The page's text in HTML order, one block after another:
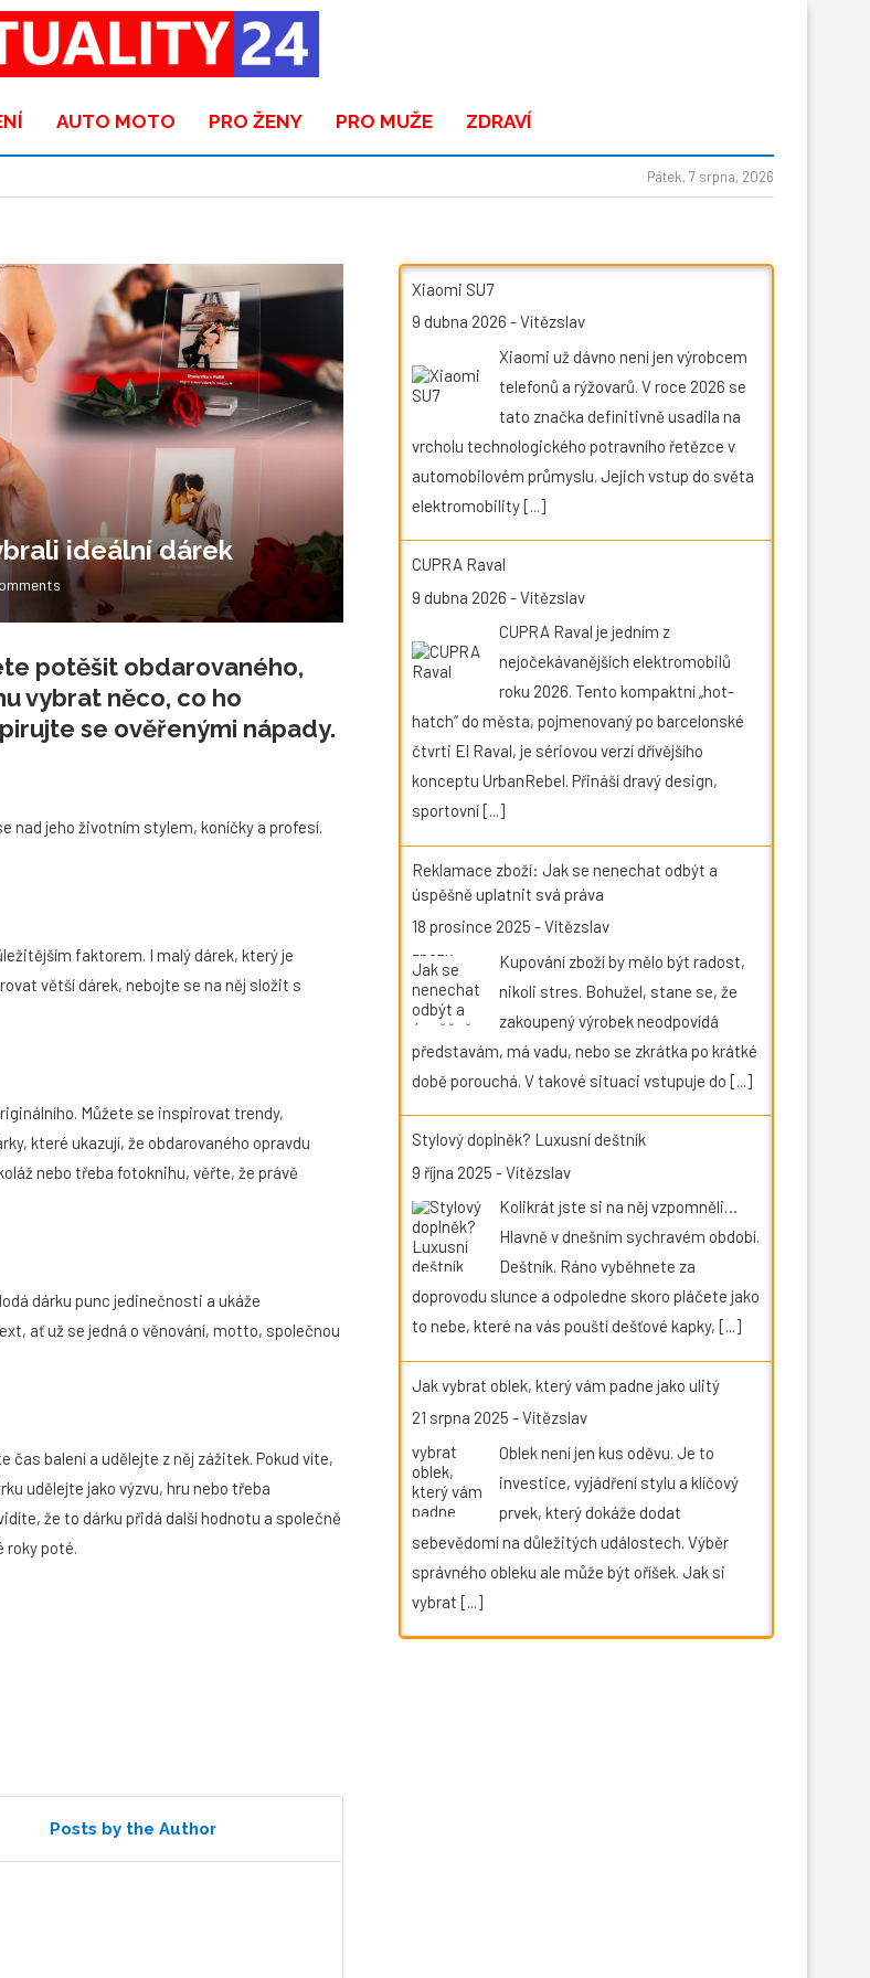
AUTO MOTO PRO ŽENY PRO MUŽE ZDRAVÍ
Pátek, 7 srpna, 2026
ideální dárek
potěšit obdarovaného,
vybrat něco, co ho
se ověřenými nápady.
nad jeho životním stylem, koníčky a profesí.
faktorem. I malý dárek, který je
větší dárek, nebojte se na něj složit s
Můžete se inspirovat trendy,
které ukazují, že obdarovaného opravdu
nebo třeba fotoknihu, věřte, že právě
dárku punc jedinečnosti a ukáže
ať už se jedná o věnování, motto, společnou
čas balení a udělejte z něj zážitek. Pokud víte,
udělejte jako výzvu, hru nebo třeba
že to dárku přidá další hodnotu a společně
roky poté.
Posts by the Author
Xiaomi SU7
9 dubna 2026 -Vítězslav
Xiaomi už dávno není jen výrobcem
telefonů a rýžovarů. V roce 2026 se
tato značka definitivně usadila na
vrcholu technologického potravního řetězce v
automobilovém průmyslu. Jejich vstup do světa
elektromobility[...]
CUPRA Raval
9 dubna 2026 -Vítězslav
CUPRA Raval je jedním z
nejočekávanějších elektromobilů
roku 2026. Tento kompaktní „hot-
hatch“ do města, pojmenovaný po barcelonské
čtvrti El Raval, je sériovou verzí dřívějšího
konceptu UrbanRebel. Přináší dravý design,
sportovní [...]
Reklamace zboží: Jak se nenechat odbýt a
úspěšně uplatnit svá práva
18 prosince 2025 -Vítězslav
Kupování zboží by mělo být radost,
nikoli stres. Bohužel, stane se, že
zakoupený výrobek neodpovídá
představám, má vadu, nebo se zkrátka po krátké
době porouchá. V takové situaci vstupuje do [...]
Stylový doplněk? Luxusní deštník
9 října 2025 -Vítězslav
Kolikrát jste si na něj vzpomněli…
Hlavně v dnešním sychravém období.
Deštník. Ráno vyběhnete za
doprovodu slunce a odpoledne skoro pláčete jako
to nebe, které na vás pouští dešťové kapky, [...]
Jak vybrat oblek, který vám padne jako ulitý
21 srpna 2025 -Vítězslav
Oblek není jen kus oděvu. Je to
investice, vyjádření stylu a klíčový
prvek, který dokáže dodat
sebevědomí na důležitých událostech. Výběr
správného obleku ale může být oříšek. Jak si
vybrat [...]